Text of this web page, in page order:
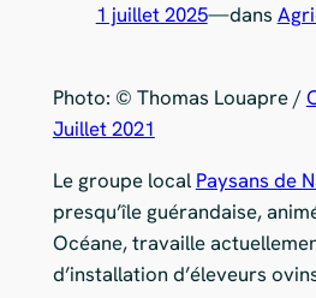
1 juillet 2025—dans
Photo: © Thomas Louapre /
Juillet 2021
Le groupe local Paysans de
presqu’île guérandaise,
Océane, travaille
d’installation d’éleveurs